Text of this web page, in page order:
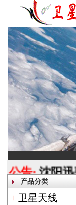
公告:沈阳
调试,
产品分类
+ 卫星天线